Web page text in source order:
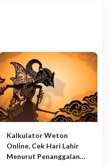
Kalkulator Weton
Online, Cek Hari Lahir
Menurut Penanggalan